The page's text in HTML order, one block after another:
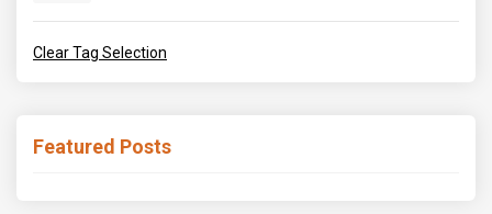
Clear Tag Selection
Featured Posts